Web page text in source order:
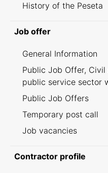
History of the Peseta
Job offer
General Information
Public Job Offer,
public service sector
Public Job Offers
Temporary post call
Job vacancies
Contractor profile